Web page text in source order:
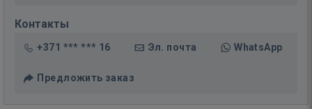
Контакты
+371 *** *** 16 Эл. почта WhatsApp
Предложить заказ